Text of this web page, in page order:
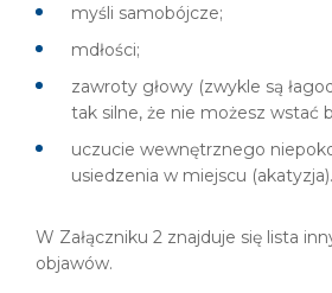
myśli samobójcze;
mdłości;
zawroty głowy (zwykle są
tak silne, że nie możesz wstać
uczucie wewnętrznego
usiedzenia w miejscu (akatyzja).
W Załączniku 2 znajduje się lista
objawów.